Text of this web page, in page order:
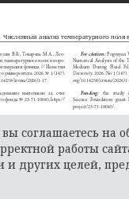
вы соглашаетесь на
работы
и других целей,